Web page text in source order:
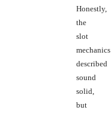
Honestly,
the
slot
mechanics
described
sound
solid,
but